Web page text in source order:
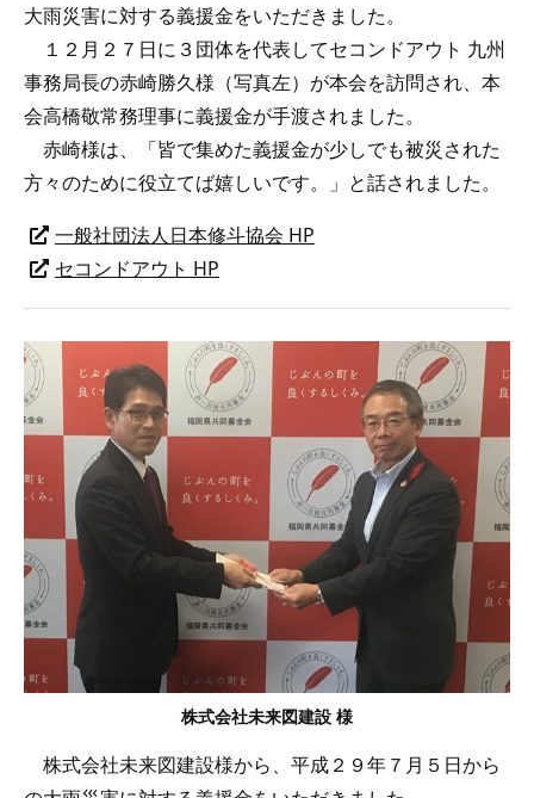
大雨災害に対する義援金をいただきました。
１２月２７日に３団体を代表してセコンドアウト 九州
事務局長の赤崎勝久様（写真左）が本会を訪問され、本
会高橋敬常務理事に義援金が手渡されました。
赤崎様は、「皆で集めた義援金が少しでも被災された
方々のために役立てば嬉しいです。」と話されました。
一般社団法人日本修斗協会 HP
セコンドアウト HP
株式会社未来図建設 様
株式会社未来図建設様から、平成２９年７月５日から